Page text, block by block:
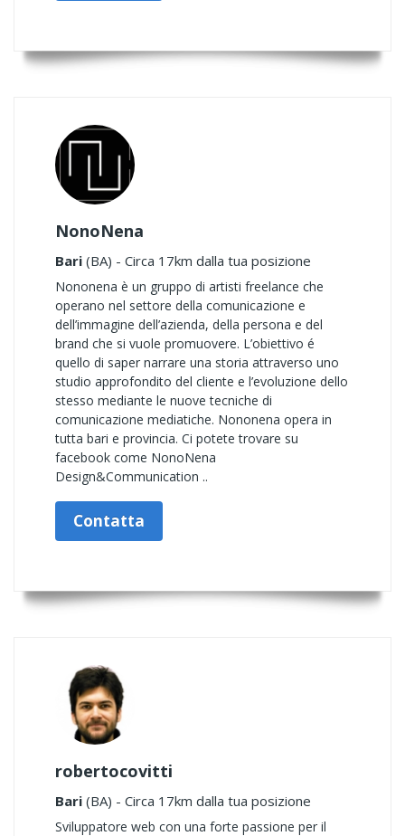
NonoNena
Bari (BA) - Circa 17km dalla tua posizione
Nononena è un gruppo di artisti freelance che
operano nel settore della comunicazione e
dell’immagine dell’azienda, della persona e del
brand che si vuole promuovere. L’obiettivo é
quello di saper narrare una storia attraverso uno
studio approfondito del cliente e l’evoluzione dello
stesso mediante le nuove tecniche di
comunicazione mediatiche. Nononena opera in
tutta bari e provincia. Ci potete trovare su
facebook come NonoNena
Design&Communication ..
Contatta
robertocovitti
Bari (BA) - Circa 17km dalla tua posizione
Sviluppatore web con una forte passione per il